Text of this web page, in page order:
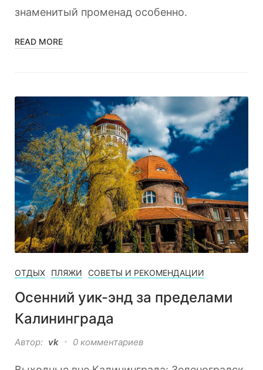
знаменитый променад особенно.
READ MORE
ОТДЫХ ПЛЯЖИ СОВЕТЫ И РЕКОМЕНДАЦИИ
Осенний уик-энд за пределами
Калининграда
Автор: vk 0 комментариев